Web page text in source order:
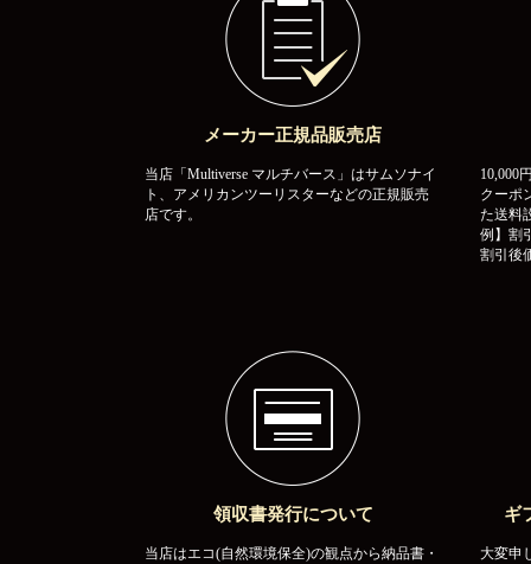
メーカー正規品販売店
当店「Multiverse マルチバース」はサムソナイ
ト、アメリカンツーリスターなどの正規販売
店です。
10,000
クーポ
た送料
例】割
割引後
領収書発行について
当店はエコ(自然環境保全)の観点から納品書・
ギ
大変申